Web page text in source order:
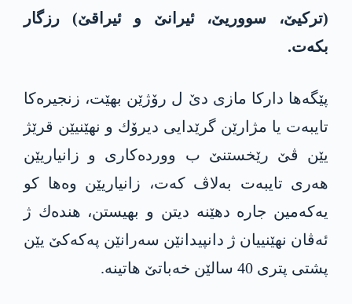
(تركیێ، سووریێ، ئیرانێ و ئیراقێ) رزگار
بكه‌ت‌.
پێگه‌ها داركا مازی دێ ل رۆژێن بهێت، زنجیره‌كا‌
تایبه‌ت یا مژارێن گرێدایی دیرۆك و نهێنیێن قرێژ
یێن ڤێ رێخستنێ ب وورده‌كاری و زانیاریێن
هه‌ری تایبه‌ت به‌لاڤ كه‌ت، زانیاریێن وه‌ها كو
یه‌كه‌مین جاره‌ دهێنه‌ دیتن و بهیستن، هنده‌ك ژ
ئه‌ڤان نهێنییان ژ دانپیدانێن سه‌رانێن په‌كه‌كێ یێن
پشتی پتری 40 سالێن خه‌باتێ هاتینه‌.